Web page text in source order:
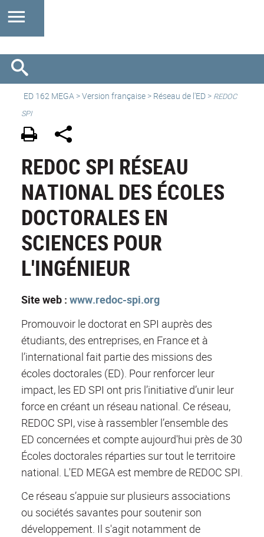
ED 162 MEGA >Version française > Réseau de l'ED > REDOC
SPI
REDOC SPI RÉSEAU
NATIONAL DES ÉCOLES
DOCTORALES EN
SCIENCES POUR
L'INGÉNIEUR
Site web : www.redoc-spi.org
Promouvoir le doctorat en SPI auprès des
étudiants, des entreprises, en France et à
l’international fait partie des missions des
écoles doctorales (ED). Pour renforcer leur
impact, les ED SPI ont pris l’initiative d’unir leur
force en créant un réseau national. Ce réseau,
REDOC SPI, vise à rassembler l’ensemble des
ED concernées et compte aujourd'hui près de 30
Écoles doctorales réparties sur tout le territoire
national. L'ED MEGA est membre de REDOC SPI.
Ce réseau s’appuie sur plusieurs associations
ou sociétés savantes pour soutenir son
développement. Il s'agit notamment de